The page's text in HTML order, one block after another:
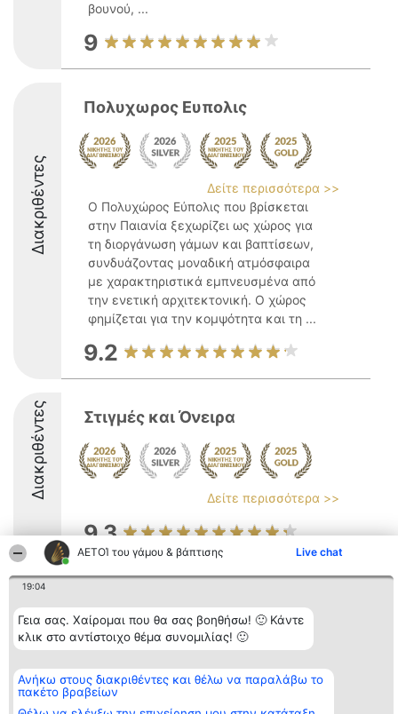
ΑΕΤΟΊ του γάμου & βάπτισης Live chat
19:04
Γεια σας. Χαίρομαι που θα σας βοηθήσω! 🙂 Κάντε
κλικ στο αντίστοιχο θέμα συνομιλίας! 🙂
Ανήκω στους διακριθέντες και θέλω να παραλάβω το
πακέτο βραβείων
βουνού, ...
9
Διακριθέντες
Πολυχωρος Ευπολις
Δείτε περισσότερα >>
Ο Πολυχώρος Εύπολις που βρίσκεται
στην Παιανία ξεχωρίζει ως χώρος για
τη διοργάνωση γάμων και βαπτίσεων,
συνδυάζοντας μοναδική ατμόσφαιρα
με χαρακτηριστικά εμπνευσμένα από
την ενετική αρχιτεκτονική. Ο χώρος
φημίζεται για την κομψότητα και τη ...
9.2
Διακριθέντες Στιγμές και Όνειρα
Δείτε περισσότερα >>
9.3
κατάταξης
BEAUTIFUL COMPANY
Μονοπρόσωπη ΙΚΕ
ΤΗΛ. ΕΠΙΚΟΙΝΩΝΙΑΣ:
email:
aetoi@beautifulcompany.co
Διακριθέντες
Λίστα όλων
των
διακριθέντων
Όροι &
προϋποθέσεις
Επικοινωνία